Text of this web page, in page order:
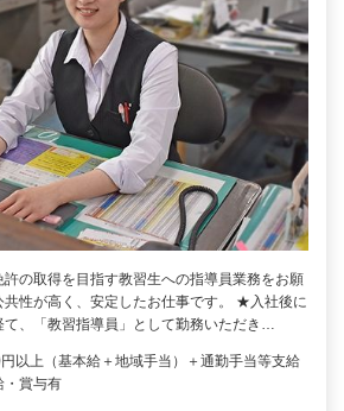
許の取得を目指す教習生への指導員業務をお願
共性が高く、安定したお仕事です。 ★入社後に
て、「教習指導員」として勤務いただき…
以上（基本給＋地域手当）＋通勤手当等支給
賞与有